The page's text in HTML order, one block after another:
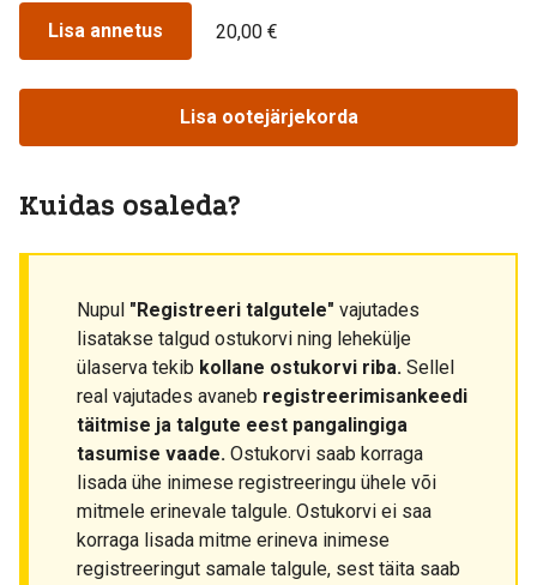
Lisa annetus 20,00 €
Lisa ootejärjekorda
Kuidas osaleda?
Nupul "Registreeri talgutele" vajutades
lisatakse talgud ostukorvi ning lehekülje
ülaserva tekib kollane ostukorvi riba. Sellel
real vajutades avaneb registreerimisankeedi
täitmise ja talgute eest pangalingiga
tasumise vaade. Ostukorvi saab korraga
lisada ühe inimese registreeringu ühele või
mitmele erinevale talgule. Ostukorvi ei saa
korraga lisada mitme erineva inimese
registreeringut samale talgule, sest täita saab